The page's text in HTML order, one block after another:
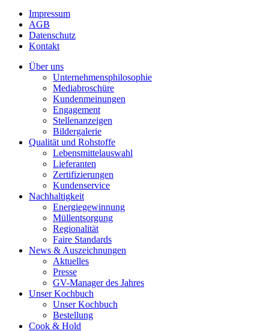
Impressum
AGB
Datenschutz
Kontakt
Über uns
Unternehmensphilosophie
Mediabroschüre
Kundenmeinungen
Engagement
Stellenanzeigen
Bildergalerie
Qualität und Rohstoffe
Lebensmittelauswahl
Lieferanten
Zertifizierungen
Kundenservice
Nachhaltigkeit
Energiegewinnung
Müllentsorgung
Regionalität
Faire Standards
News & Auszeichnungen
Aktuelles
Presse
GV-Manager des Jahres
Unser Kochbuch
Unser Kochbuch
Bestellung
Cook & Hold